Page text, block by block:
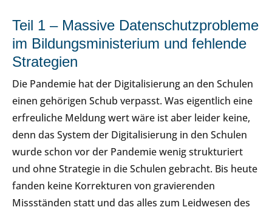
Teil 1 – Massive Datenschutzprobleme
im Bildungsministerium und fehlende
Strategien
Die Pandemie hat der Digitalisierung an den Schulen
einen gehörigen Schub verpasst. Was eigentlich eine
erfreuliche Meldung wert wäre ist aber leider keine,
denn das System der Digitalisierung in den Schulen
wurde schon vor der Pandemie wenig strukturiert
und ohne Strategie in die Schulen gebracht. Bis heute
fanden keine Korrekturen von gravierenden
Missständen statt und das alles zum Leidwesen des